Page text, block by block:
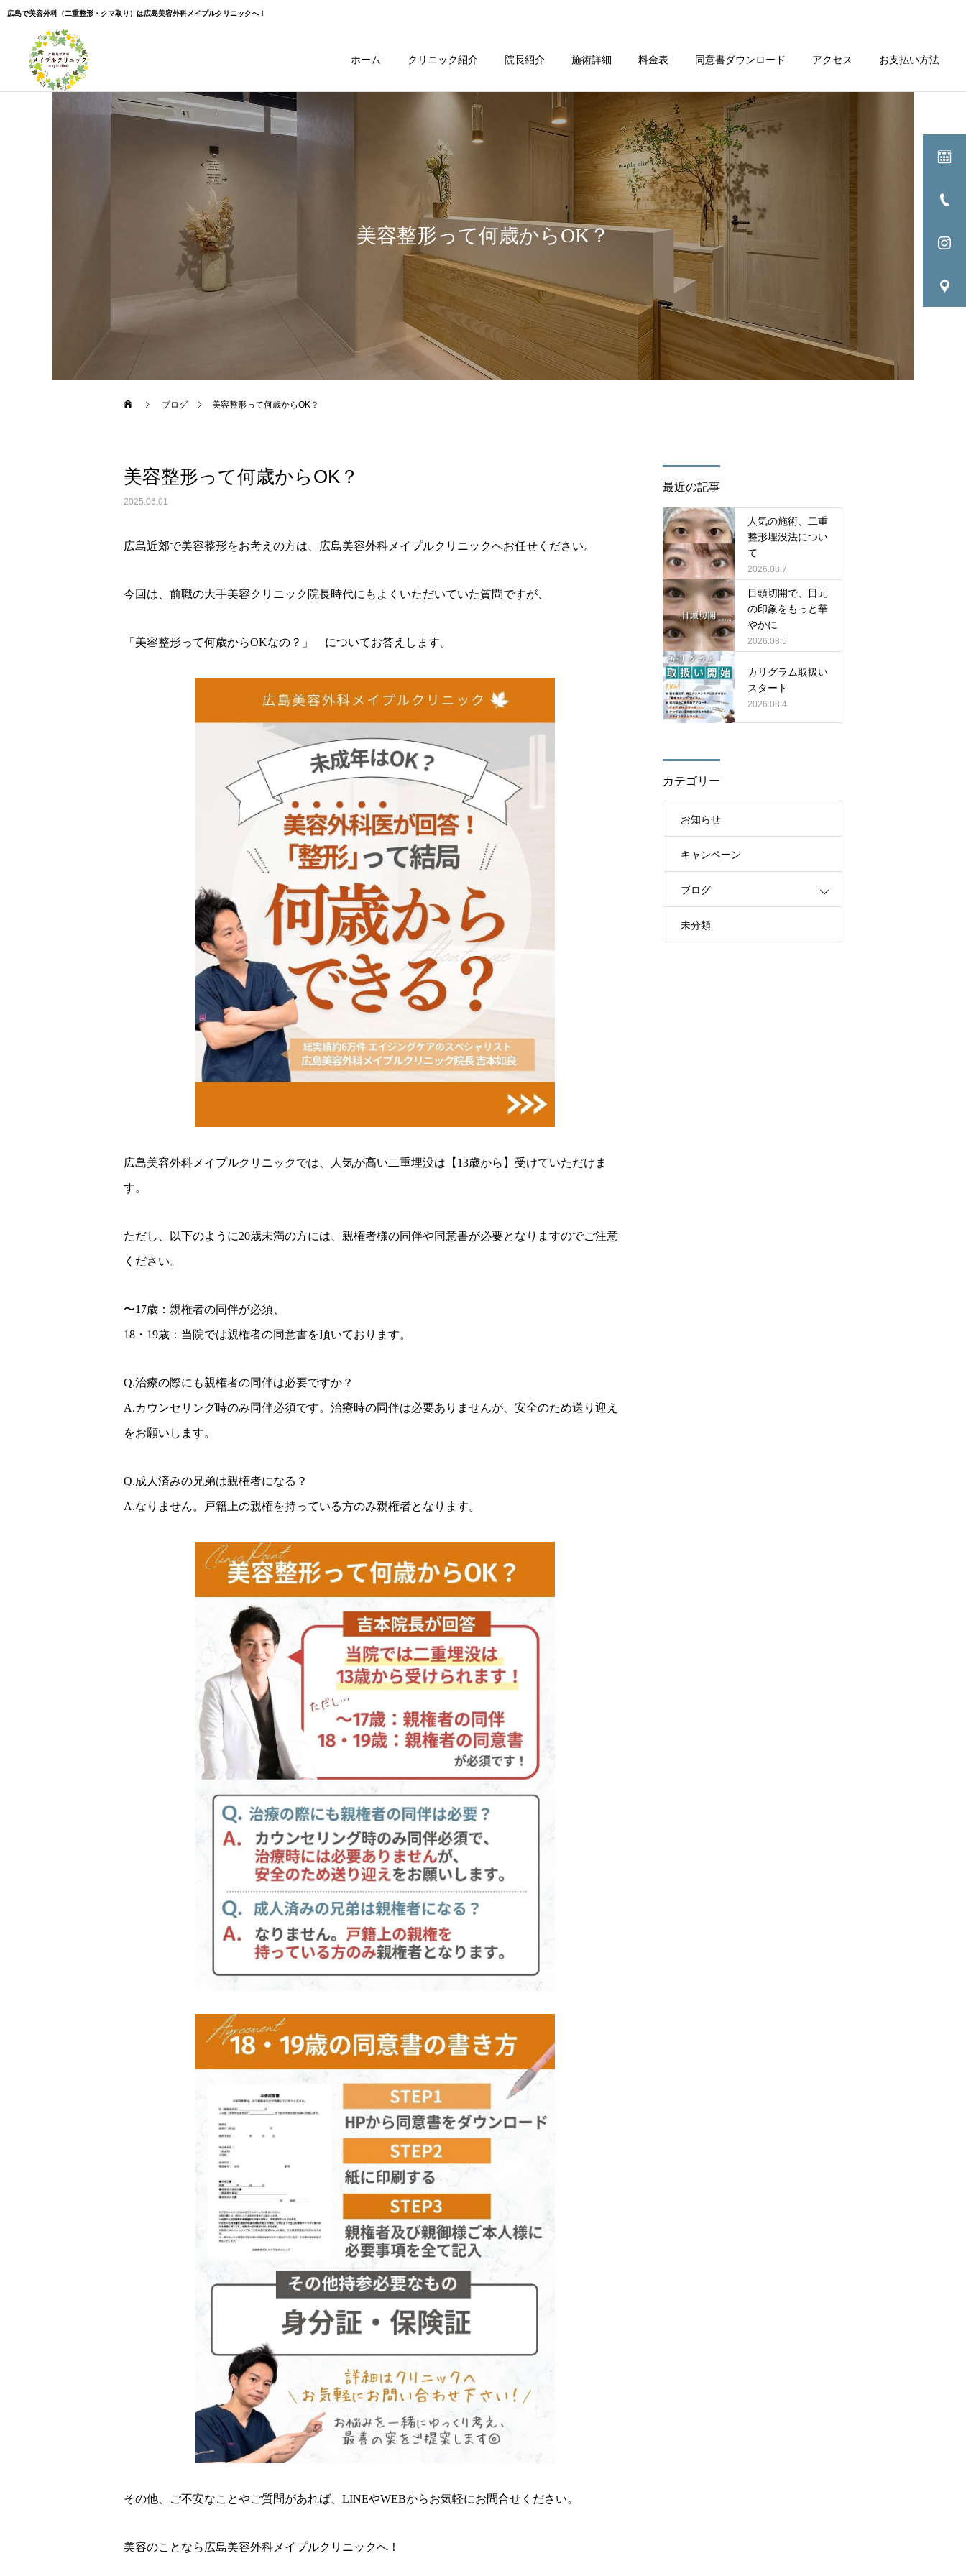
広島で美容外科（二重整形・クマ取り）は広島美容外科メイプルクリニックへ！
ホーム クリニック紹介 院長紹介 施術詳細 料金表 同意書ダウンロード アクセス お支払い方法
美容整形って何歳からOK？
ブログ 美容整形って何歳からOK？
美容整形って何歳からOK？
2025.06.01
広島近郊で美容整形をお考えの方は、広島美容外科メイプルクリニックへお任せください。
今回は、前職の大手美容クリニック院長時代にもよくいただいていた質問ですが、
「美容整形って何歳からOKなの？」 についてお答えします。
広島美容外科メイプルクリニックでは、人気が高い二重埋没は【13歳から】受けていただけま
す。
ただし、以下のように20歳未満の方には、親権者様の同伴や同意書が必要となりますのでご注意
ください。
〜17歳：親権者の同伴が必須、
18・19歳：当院では親権者の同意書を頂いております。
Q.治療の際にも親権者の同伴は必要ですか？
A.カウンセリング時のみ同伴必須です。治療時の同伴は必要ありませんが、安全のため送り迎え
をお願いします。
Q.成人済みの兄弟は親権者になる？
A.なりません。戸籍上の親権を持っている方のみ親権者となります。
その他、ご不安なことやご質問があれば、LINEやWEBからお気軽にお問合せください。
美容のことなら広島美容外科メイプルクリニックへ！
最近の記事
人気の施術、二重
整形埋没法につい
て
2026.08.7
目頭切開で、目元
の印象をもっと華
やかに
2026.08.5
カリグラム取扱い
スタート
2026.08.4
カテゴリー
お知らせ
キャンペーン
ブログ
未分類